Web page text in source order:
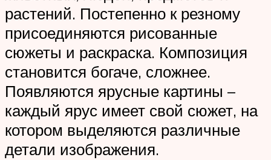
растений. Постепенно к резному
присоединяются рисованные
сюжеты и раскраска. Композиция
становится богаче, сложнее.
Появляются ярусные картины –
каждый ярус имеет свой сюжет, на
котором выделяются различные
детали изображения.